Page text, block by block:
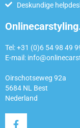
Deskundige
Tel: +31 (0)6 54 98 49
E-mail:
Oirschotseweg 92a
5684 NL Best
Nederland